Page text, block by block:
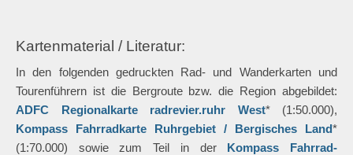
Kartenmaterial / Literatur:
In den folgenden gedruckten Rad- und Wanderkarten und
Tourenführern ist die Bergroute bzw. die Region abgebildet:
ADFC Regionalkarte radrevier.ruhr West* (1:50.000),
Kompass Fahrradkarte Ruhrgebiet / Bergisches Land*
(1:70.000) sowie zum Teil in der Kompass Fahrrad-